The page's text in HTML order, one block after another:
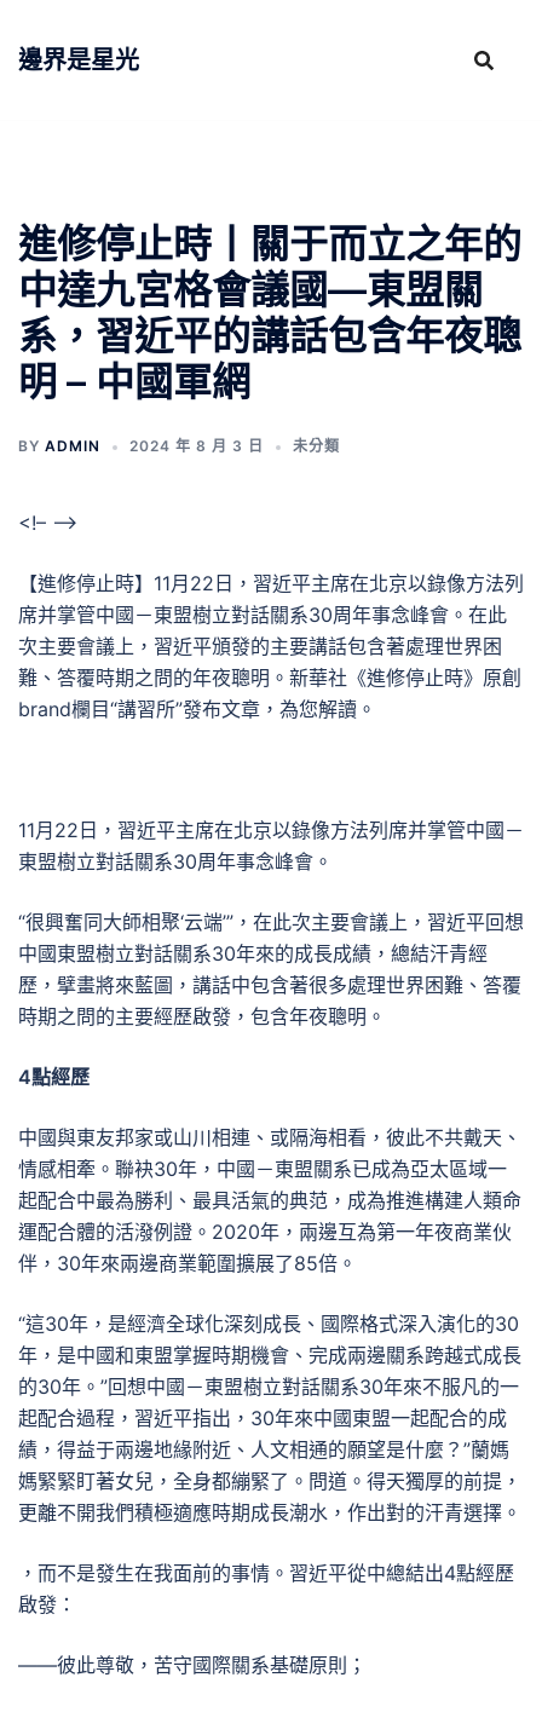
邊界是星光
進修停止時丨關于而立之年的
中達九宮格會議國—東盟關
系，習近平的講話包含年夜聰
明 – 中國軍網
BY ADMIN 2024 年 8 月 3 日 未分類
<!– –>
【進修停止時】11月22日，習近平主席在北京以錄像方法列
席并掌管中國－東盟樹立對話關系30周年事念峰會。在此
次主要會議上，習近平頒發的主要講話包含著處理世界困
難、答覆時期之問的年夜聰明。新華社《進修停止時》原創
brand欄目“講習所”發布文章，為您解讀。
11月22日，習近平主席在北京以錄像方法列席并掌管中國－
東盟樹立對話關系30周年事念峰會。
“很興奮同大師相聚‘云端’”，在此次主要會議上，習近平回想
中國東盟樹立對話關系30年來的成長成績，總結汗青經
歷，擘畫將來藍圖，講話中包含著很多處理世界困難、答覆
時期之問的主要經歷啟發，包含年夜聰明。
4點經歷
中國與東友邦家或山川相連、或隔海相看，彼此不共戴天、
情感相牽。聯袂30年，中國－東盟關系已成為亞太區域一
起配合中最為勝利、最具活氣的典范，成為推進構建人類命
運配合體的活潑例證。2020年，兩邊互為第一年夜商業伙
伴，30年來兩邊商業範圍擴展了85倍。
“這30年，是經濟全球化深刻成長、國際格式深入演化的30
年，是中國和東盟掌握時期機會、完成兩邊關系跨越式成長
的30年。”回想中國－東盟樹立對話關系30年來不服凡的一
起配合過程，習近平指出，30年來中國東盟一起配合的成
績，得益于兩邊地緣附近、人文相通的願望是什麼？”蘭媽
媽緊緊盯著女兒，全身都繃緊了。問道。得天獨厚的前提，
更離不開我們積極適應時期成長潮水，作出對的汗青選擇。
，而不是發生在我面前的事情。習近平從中總結出4點經歷
啟發：
——彼此尊敬，苦守國際關系基礎原則；